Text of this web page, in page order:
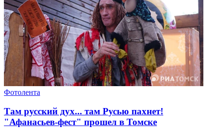
Фотолента
Там русский дух... там Русью пахнет!
"Афанасьев-фест" прошел в Томске